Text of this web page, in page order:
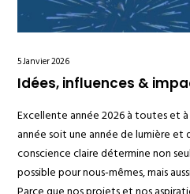
5 Janvier 2026
Idées, influences &
Excellente année 2026 à toutes et
année soit une année de lumière et
conscience claire détermine non
possible pour nous-mêmes, mais